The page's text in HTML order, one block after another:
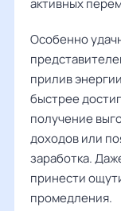
активных
Особенно
прилив
быстрее
получение
доходов или
заработка.
принести
промедления.